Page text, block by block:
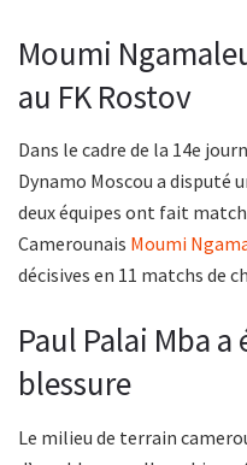
Moumi
au FK Rostov
Dans le cadre de la 14e
Dynamo Moscou a disputé
deux équipes ont fait
Camerounais Moumi
décisives en 11 matchs de
Paul Palai Mba
blessure
Le milieu de terrain